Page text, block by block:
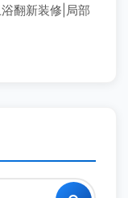
翻新装修|局部